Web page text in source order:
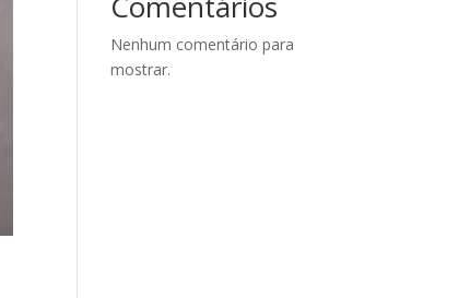
Nenhum comentário para
mostrar.